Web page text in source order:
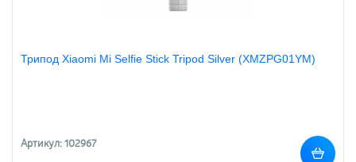
Трипод Xiaomi Mi Selfie Stick Tripod Silver (XMZPG01YM)
Артикул: 102967